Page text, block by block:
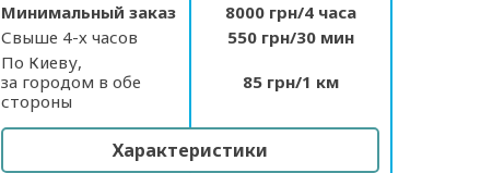
Минимальный заказ
8000 грн/4 часа
Свыше 4-х часов
550 грн/30 мин
По Киеву,
за городом в обе
стороны
85 грн/1 км
Характеристики